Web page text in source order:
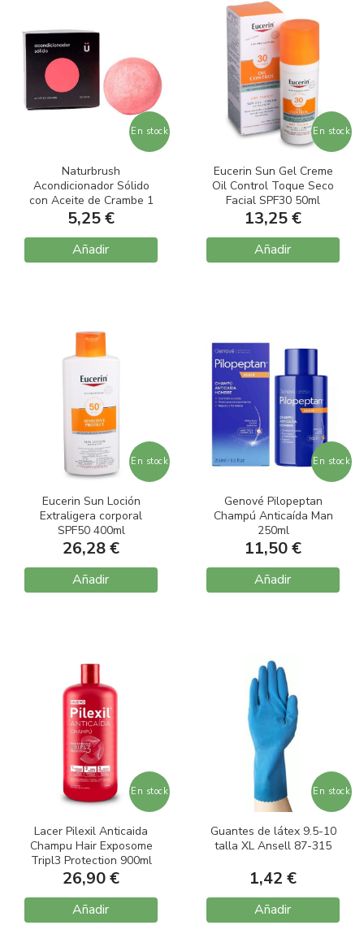
En stock
Naturbrush
Acondicionador Sólido
con Aceite de Crambe 1
unidad
5,25 €
Añadir
En stock
Eucerin Sun Gel Creme
Oil Control Toque Seco
Facial SPF30 50ml
13,25 €
Añadir
En stock
Eucerin Sun Loción
Extraligera corporal
SPF50 400ml
26,28 €
Añadir
En stock
Genové Pilopeptan
Champú Anticaída Man
250ml
11,50 €
Añadir
En stock
Lacer Pilexil Anticaida
Champu Hair Exposome
Tripl3 Protection 900ml
26,90 €
Añadir
En stock
Guantes de látex 9.5-10
talla XL Ansell 87-315
1,42 €
Añadir